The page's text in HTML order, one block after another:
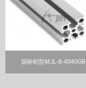
国标铝型材JL-8-4040GB